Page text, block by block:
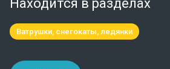
Находится в разделах
Ватрушки, снегокаты, ледянки